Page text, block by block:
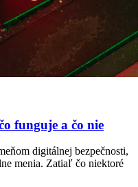
funguje a čo nie
digitálnej bezpečnosti,
menia. Zatiaľ čo niektoré